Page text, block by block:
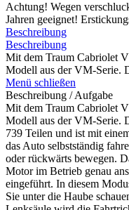
Achtung! Wegen
Jahren geeignet!
Beschreibung
Beschreibung
Mit dem Traum Cabriolet
Modell aus der VM-Serie.
Menü schließen
Beschreibung / Aufgabe
Mit dem Traum Cabriolet
Modell aus der VM-Serie.
739 Teilen und ist mit
das Auto selbstständig
oder rückwärts bewegen.
Motor im Betrieb genau
eingeführt. In diesem
Sie unter die Haube